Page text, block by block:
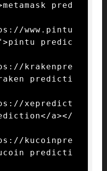
pred
www.pintu
predic
krakenpre
predicti
xepredict
a></
kucoinpre
predicti